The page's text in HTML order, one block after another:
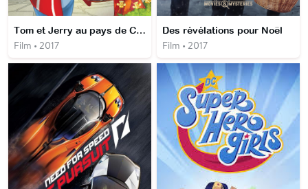
Tom et Jerry au pays de Charlie et la chocolaterie
Film • 2017
Des révélations pour Noël
Film • 2017